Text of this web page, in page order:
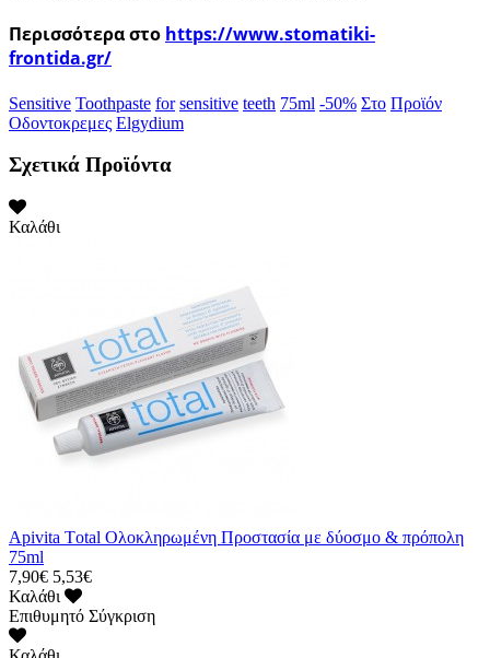
Περισσότερα στο https://www.stomatiki-
frontida.gr/
Sensitive Toothpaste for sensitive teeth 75ml -50% Στο Προϊόν
Οδοντοκρεμες Elgydium
Σχετικά Προϊόντα
Καλάθι
Apivita Τotal Ολοκληρωμένη Προστασία με δύοσμo & πρόπολη
75ml
7,90€ 5,53€
Καλάθι
Επιθυμητό Σύγκριση